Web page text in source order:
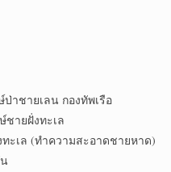
ยเลน กองทัพเรือ
ยฝั่งทะเล
(ทำความสะอาดชายหาด)